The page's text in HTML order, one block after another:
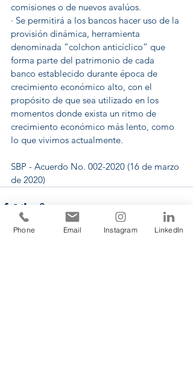
comisiones o de nuevos avalúos.
· Se permitirá a los bancos hacer uso de la
provisión dinámica, herramienta
denominada “colchon anticíclico” que
forma parte del patrimonio de cada
banco establecido durante época de
crecimiento económico alto, con el
propósito de que sea utilizado en los
momentos donde exista un ritmo de
crecimiento económico más lento, como
lo que vivimos actualmente.
SBP - Acuerdo No. 002-2020 (16 de marzo
de 2020)
Phone Email Instagram LinkedIn